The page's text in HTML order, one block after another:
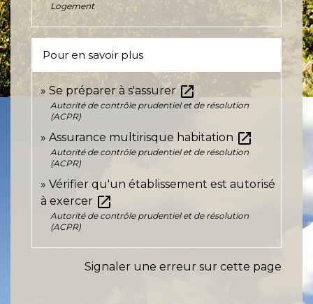
Logement
Pour en savoir plus
Se préparer à s'assurer open_in_new
Autorité de contrôle prudentiel et de résolution
(ACPR)
Assurance multirisque habitation open_in_new
Autorité de contrôle prudentiel et de résolution
(ACPR)
Vérifier qu'un établissement est autorisé
à exercer open_in_new
Autorité de contrôle prudentiel et de résolution
(ACPR)
Signaler une erreur sur cette page